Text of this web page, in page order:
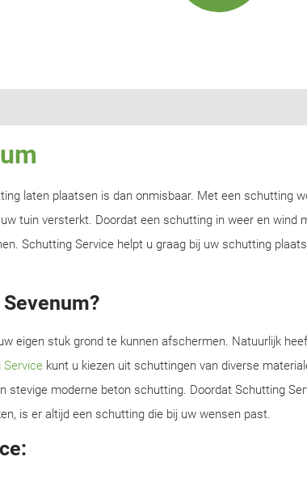
laten plaatsen is dan onmisbaar. Met een schutting
tuin versterkt. Doordat een schutting in weer en wind
Schutting Service helpt u graag bij uw schutting
eigen stuk grond te kunnen afschermen. Natuurlijk
Service kunt u kiezen uit schuttingen van diverse
stevige moderne beton schutting. Doordat Schutting
is er altijd een schutting die bij uw wensen past.